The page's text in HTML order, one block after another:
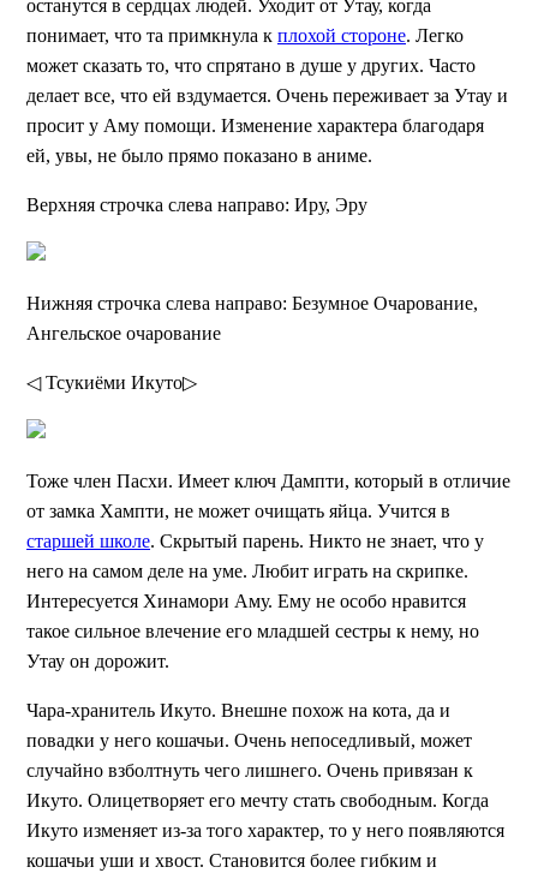
останутся в сердцах людей. Уходит от Утау, когда
понимает, что та примкнула к плохой стороне. Легко
может сказать то, что спрятано в душе у других. Часто
делает все, что ей вздумается. Очень переживает за Утау и
просит у Аму помощи. Изменение характера благодаря
ей, увы, не было прямо показано в аниме.
Верхняя строчка слева направо: Иру, Эру
Нижняя строчка слева направо: Безумное Очарование,
Ангельское очарование
◁ Тсукиёми Икуто▷
Тоже член Пасхи. Имеет ключ Дампти, который в отличие
от замка Хампти, не может очищать яйца. Учится в
старшей школе. Скрытый парень. Никто не знает, что у
него на самом деле на уме. Любит играть на скрипке.
Интересуется Хинамори Аму. Ему не особо нравится
такое сильное влечение его младшей сестры к нему, но
Утау он дорожит.
Чара-хранитель Икуто. Внешне похож на кота, да и
повадки у него кошачьи. Очень непоседливый, может
случайно взболтнуть чего лишнего. Очень привязан к
Икуто. Олицетворяет его мечту стать свободным. Когда
Икуто изменяет из-за того характер, то у него появляются
кошачьи уши и хвост. Становится более гибким и